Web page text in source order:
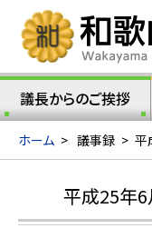
議長からのご挨拶
ホーム > 議事録 > 平
平成25年